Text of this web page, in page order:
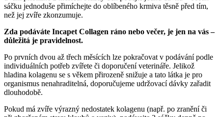
sáčku jednoduše přimíchejte do oblíbeného krmiva těsně před tím,
než jej zvíře zkonzumuje.
Zda podáváte Incapet Collagen ráno nebo večer, je jen na vás –
důležitá je pravidelnost.
Po prvních dvou až třech měsících lze pokračovat v podávání podle
individuálních potřeb zvířete či doporučení veterináře. Jelikož
hladina kolagenu se s věkem přirozeně snižuje a tato látka je pro
organismus nenahraditelná, doporučujeme udržovací dávky zařadit
dlouhodobě.
Pokud má zvíře výrazný nedostatek kolagenu (např. po zranění či